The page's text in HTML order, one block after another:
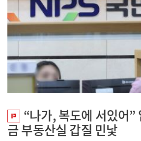
“나가, 복도에 서있어
금 부동산실 갑질 민낯